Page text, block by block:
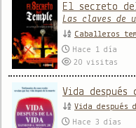
El secreto
Las claves de
Caballeros
Hace 1 día
20visitas
Vida
Vida después
Hace 3 días